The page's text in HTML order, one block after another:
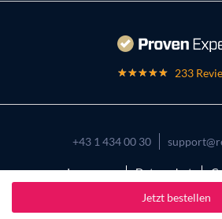
Jetzt bestellen
233
+43 1 434 00 30
Impressum Datenschutz